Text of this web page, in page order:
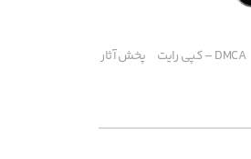
DMCA – کپی رایت پخش آثار